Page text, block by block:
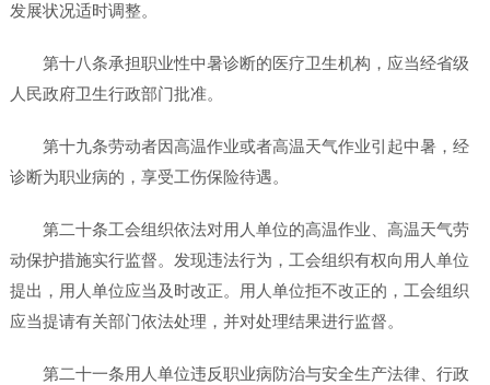
发展状况适时调整。
第十八条承担职业性中暑诊断的医疗卫生机构，应当经省级
人民政府卫生行政部门批准。
第十九条劳动者因高温作业或者高温天气作业引起中暑，经
诊断为职业病的，享受工伤保险待遇。
第二十条工会组织依法对用人单位的高温作业、高温天气劳
动保护措施实行监督。发现违法行为，工会组织有权向用人单位
提出，用人单位应当及时改正。用人单位拒不改正的，工会组织
应当提请有关部门依法处理，并对处理结果进行监督。
第二十一条用人单位违反职业病防治与安全生产法律、行政